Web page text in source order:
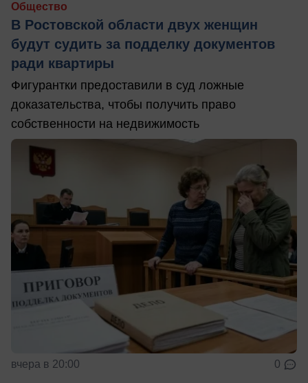
Общество
В Ростовской области двух женщин
будут судить за подделку документов
ради квартиры
Фигурантки предоставили в суд ложные
доказательства, чтобы получить право
собственности на недвижимость
вчера в 20:00 0